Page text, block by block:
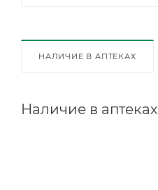
НАЛИЧИЕ В АПТЕКАХ
Наличие в аптеках